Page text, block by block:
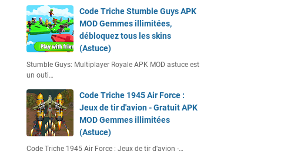
Code Triche Stumble Guys APK
MOD Gemmes illimitées,
débloquez tous les skins
(Astuce)
Stumble Guys: Multiplayer Royale APK MOD astuce est
un outi…
Code Triche 1945 Air Force :
Jeux de tir d'avion - Gratuit APK
MOD Gemmes illimitées
(Astuce)
Code Triche 1945 Air Force : Jeux de tir d'avion -…